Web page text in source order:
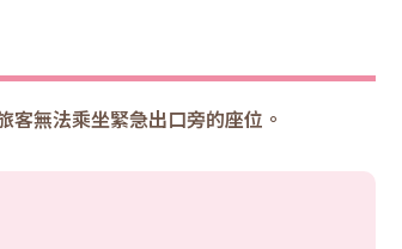
無法乘坐緊急出口旁的座位。